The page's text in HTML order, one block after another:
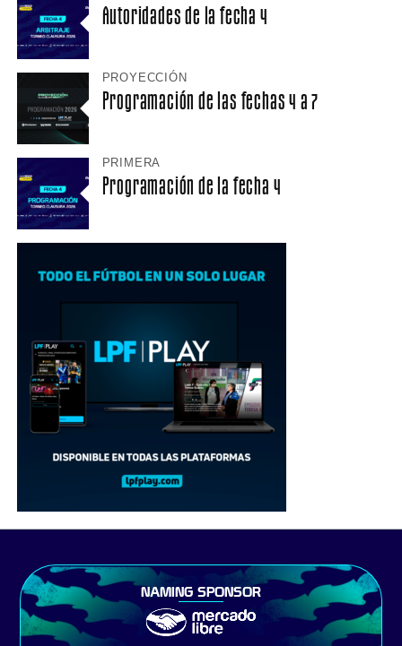
Autoridades de la fecha 4
PROYECCIÓN
Programación de las fechas 4 a 7
PRIMERA
Programación de la fecha 4
NAMING SPONSOR